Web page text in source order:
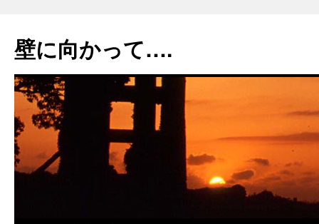
テ
ン
へ
ス
キ
ッ
プ
壁に向かって….